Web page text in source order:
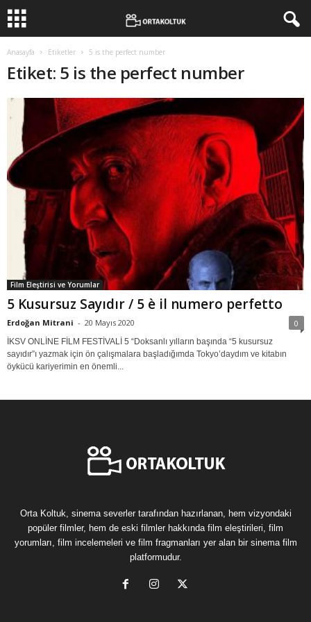
Anasayfa Etiketler 5 is the perfect number
Etiket: 5 is the perfect number
Film Eleştirisi ve Yorumlar
5 Kusursuz Sayıdır / 5 è il numero perfetto
Erdoğan Mitrani - 20 Mayıs 2020 0
İKSV ONLİNE FİLM FESTİVALİ 5 “Doksanlı yılların başında “5 kusursuz
sayıdır”ı yazmak için ön çalışmalara başladığımda Tokyo’daydım ve kitabın
öykücü kariyerimin en önemli...
Orta Koltuk, sinema severler tarafından hazırlanan, hem vizyondaki
popüler filmler, hem de eski filmler hakkında film eleştirileri, film
yorumları, film incelemeleri ve film fragmanları yer alan bir sinema film
platformudur.